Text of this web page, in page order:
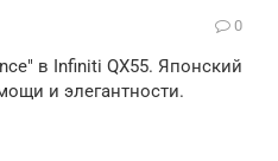
0
в Infiniti QX55. Японский
и элегантности.